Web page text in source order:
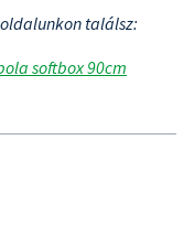
találsz:
softbox 90cm